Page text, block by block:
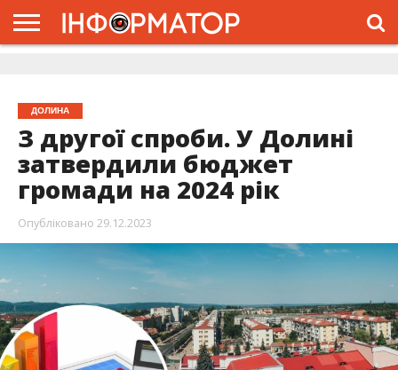
ДОЛИНА
З другої спроби. У Долині
затвердили бюджет
громади на 2024 рік
Опубліковано 29.12.2023